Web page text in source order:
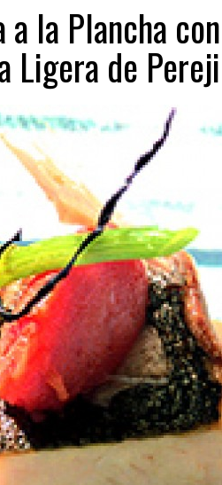
a la Plancha
Ligera de